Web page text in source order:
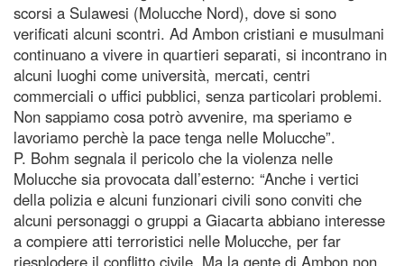
scorsi a Sulawesi (Molucche Nord), dove si sono
verificati alcuni scontri. Ad Ambon cristiani e musulmani
continuano a vivere in quartieri separati, si incontrano in
alcuni luoghi come università, mercati, centri
commerciali o uffici pubblici, senza particolari problemi.
Non sappiamo cosa potrò avvenire, ma speriamo e
lavoriamo perchè la pace tenga nelle Molucche”.
P. Bohm segnala il pericolo che la violenza nelle
Molucche sia provocata dall’esterno: “Anche i vertici
della polizia e alcuni funzionari civili sono conviti che
alcuni personaggi o gruppi a Giacarta abbiano interesse
a compiere atti terroristici nelle Molucche, per far
riesplodere il conflitto civile. Ma la gente di Ambon non